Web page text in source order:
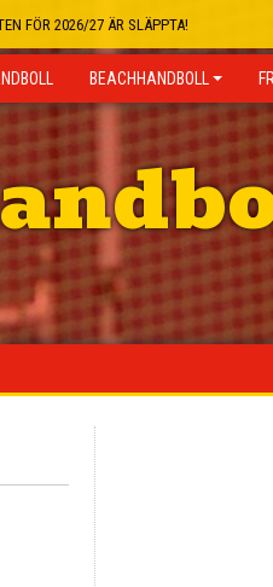
FÖR 2026/27 ÄR SLÄPPTA!
BEACHHANDBOLL